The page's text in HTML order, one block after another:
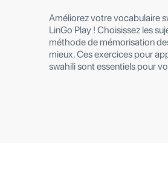
Améliorez votre vocabulaire
LinGo Play ! Choisissez les
méthode de mémorisation
mieux. Ces exercices pour
swahili sont essentiels pour